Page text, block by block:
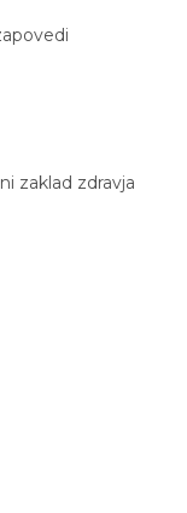
zaklad zdravja